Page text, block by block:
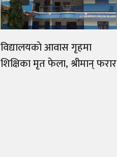
विद्यालयकाे आवास गृहमा
शिक्षिका मृत फेला, श्रीमान् फरार